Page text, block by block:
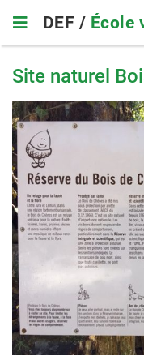
main
navigation
DEF / École
Site naturel